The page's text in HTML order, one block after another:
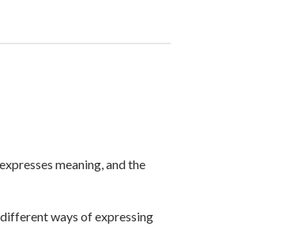
meaning, and the
ways of expressing